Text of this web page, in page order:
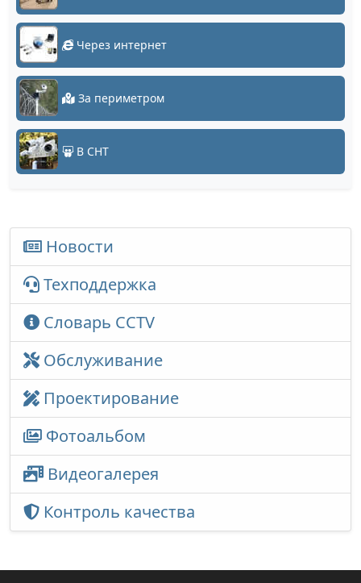
Через интернет
За периметром
В СНТ
Новости
Техподдержка
Словарь CCTV
Обслуживание
Проектирование
Фотоальбом
Видеогалерея
Контроль качества